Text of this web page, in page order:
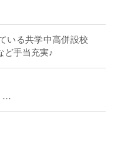
いる共学中高併設校
ど手当充実♪
+100,000円※新規採用者/